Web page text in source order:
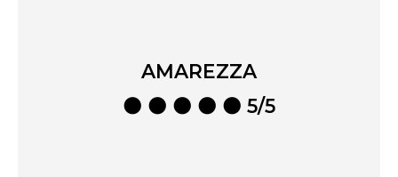
AMAREZZA
⚫ ⚫ ⚫ ⚫ ⚫ 5/5